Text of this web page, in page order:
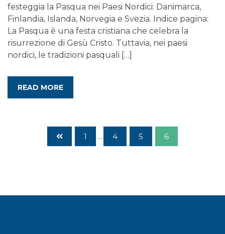
festeggia la Pasqua nei Paesi Nordici: Danimarca,
Finlandia, Islanda, Norvegia e Svezia. Indice pagina:
La Pasqua è una festa cristiana che celebra la
risurrezione di Gesù Cristo. Tuttavia, nei paesi
nordici, le tradizioni pasquali […]
READ MORE
1 ... 4 5 6